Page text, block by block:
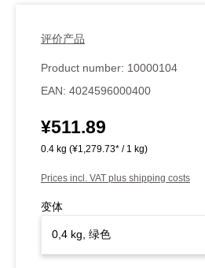
评价产品
Product number: 10000104
EAN: 4024596000400
Regular price:
¥511.89
0.4 kg (¥1,279.73* / 1 kg)
Prices incl. VAT plus shipping costs
变体